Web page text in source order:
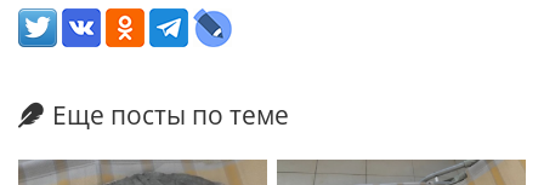
Еще посты по теме